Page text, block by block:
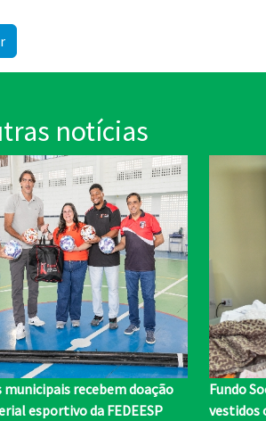
notícias
municipais recebem doação
esportivo da FEDEESP
Fundo
vestidos